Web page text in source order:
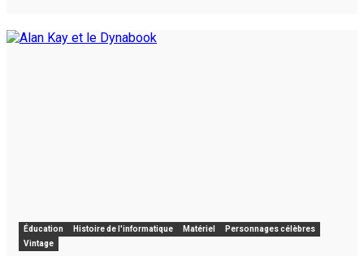
Éducation Histoire de l'informatique Matériel
Personnages célèbres
Vintage